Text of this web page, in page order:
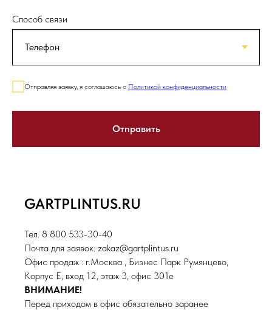
Способ связи
Отправляя заявку, я соглашаюсь с Политикой конфиденциальности
Отправить
GARTPLINTUS.RU
Тел. 8 800 533-30-40
Почта для заявок: zakaz@gartplintus.ru
Офис продаж : г.Москва , Бизнес Парк Румянцево,
Корпус Е, вход 12, этаж 3, офис 301е
ВНИМАНИЕ!
Перед приходом в офис обязательно заранее